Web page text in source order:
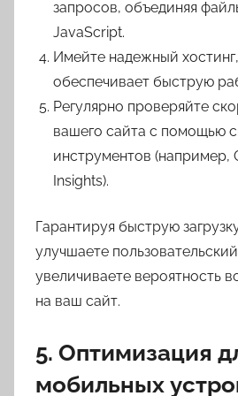
запросов, объединяя
JavaScript.
Имейте надежный
обеспечивает быструю
Регулярно проверяйте
вашего сайта с помощью
инструментов (например,
Insights).
Гарантируя быструю
улучшаете
увеличиваете вероятность
на ваш сайт.
5. Оптимизация
мобильных